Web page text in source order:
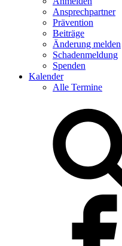
Ansprechpartner
Prävention
Beiträge
Änderung melden
Schadenmeldung
Spenden
Kalender
Alle Termine